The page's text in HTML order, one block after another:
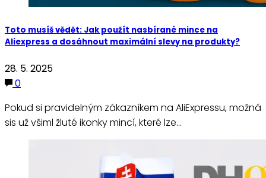
Toto musíš vědět: Jak použít nasbírané mince na
Aliexpress a dosáhnout maximální slevy na produkty?
28. 5. 2025
0
Pokud si pravidelným zákazníkem na AliExpressu, možná
sis už všiml žluté ikonky mincí, které lze…